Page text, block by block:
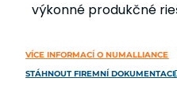
výkonné produkčné
VÍCE INFORMACÍ O NUMALLIANCE
STÁHNOUT FIREMNÍ DOKUMENTACI